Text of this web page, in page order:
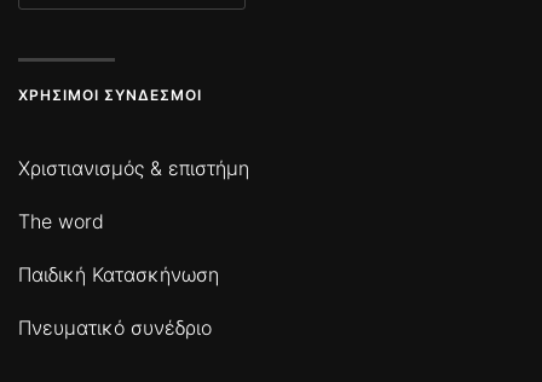
ΧΡΉΣΙΜΟΙ ΣΎΝΔΕΣΜΟΙ
Χριστιανισμός & επιστήμη
The word
Παιδική Κατασκήνωση
Πνευματικό συνέδριο